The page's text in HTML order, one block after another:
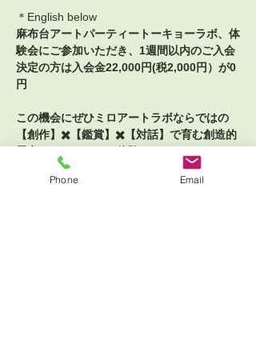
＊English below
麻布台アートパーティートーキョーラボ、体
験会にご参加いただき、1週間以内のご入会
決定の方は入会金22,000円(税2,000円）が0
円
この機会にぜひミロアートラボならではの
【創作】✖️【鑑賞】✖️【対話】で育む創造的
自分のビジョンを描き、自分で決めてつくり
Phone Email